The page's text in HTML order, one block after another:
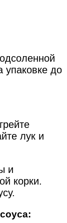
упаковке до
лук и
и
корки.